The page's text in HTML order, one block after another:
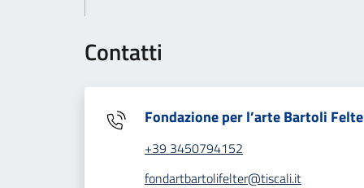
Contatti
Fondazione per l’arte Bartoli
+39 3450794152
fondartbartolifelter@tiscali.it